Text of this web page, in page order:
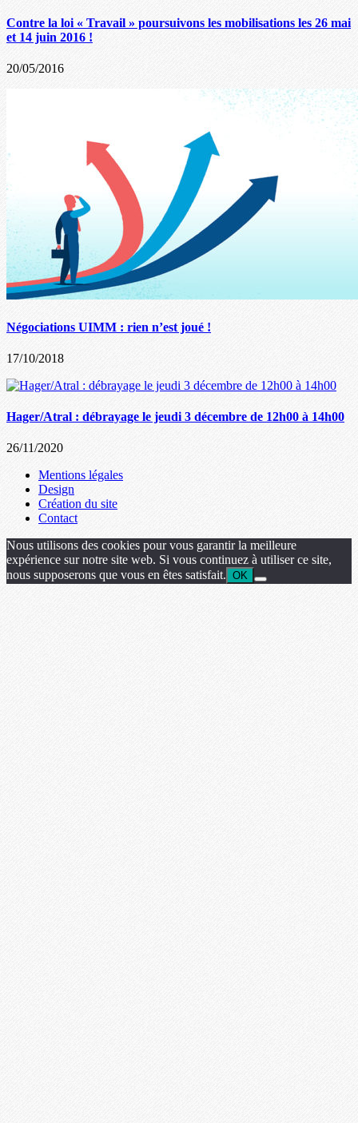
Contre la loi « Travail » poursuivons les mobilisations les 26 mai
et 14 juin 2016 !
20/05/2016
Négociations UIMM : rien n’est joué !
17/10/2018
Hager/Atral : débrayage le jeudi 3 décembre de 12h00 à 14h00
26/11/2020
Mentions légales
Design
Création du site
Contact
Nous utilisons des cookies pour vous garantir la meilleure
expérience sur notre site web. Si vous continuez à utiliser ce site,
nous supposerons que vous en êtes satisfait. OK